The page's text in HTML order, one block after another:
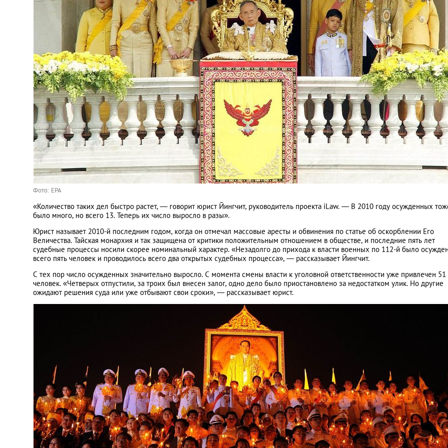
Фото: EPA
«Количество таких дел быстро растет, — говорит юрист Йингчит, руководитель проекта iLaw. — В 2010 году осужденных
было много, но всего 13. Теперь их число выросло в разы».
Юрист называет 2010-й последним годом, когда он отмечал массовые аресты и обвинения по статье об оскорблении Его
Величества. Тайская монархия и так защищена от критики положительным отношением в обществе, и последние пять лет
судебные процессы носили скорее номинальный характер. «Незадолго до прихода к власти военных по 112-й было
всего пять человек и проводилось всего два открытых судебных процесса», — рассказывает Йингчит.
С тех пор число осужденных значительно выросло. С момента смены власти к уголовной ответственности уже привлечен 51
человек. «Четверых отпустили, за троих был внесен залог, одно дело было приостановлено за недостатком улик. Но другие
ожидают решения суда или уже отбывают свои сроки», — рассказывает юрист.